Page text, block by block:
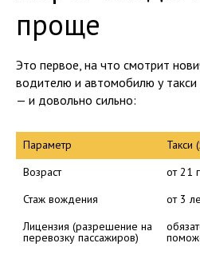
проще
Это первое, на что смотрит
водителю и автомобилю у такси
— и довольно сильно:
Параметр Такси
от 3
Лицензия (разрешение на
перевозку пассажиров)